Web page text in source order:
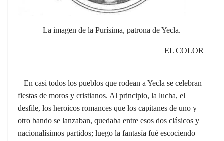
La imagen de la Purísima, patrona de Yecla.
EL COLOR
En casi todos los pueblos que rodean a Yecla se celebran
fiestas de moros y cristianos. Al principio, la lucha, el
desfile, los heroicos romances que los capitanes de uno y
otro bando se lanzaban, quedaba entre esos dos clásicos y
nacionalísimos partidos; luego la fantasía fué escociendo